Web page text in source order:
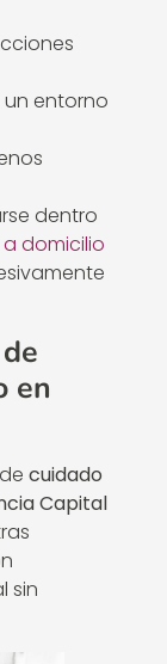
entorno
dentro
domicilio
en
cuidado
Capital
sin